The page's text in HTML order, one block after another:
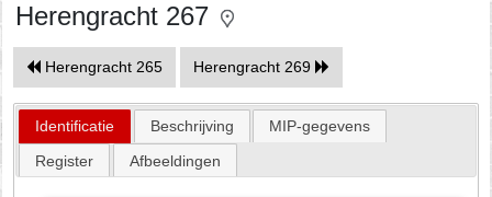
Herengracht 267
Herengracht 265 Herengracht 269
Identificatie Beschrijving
MIP-gegevens
Register
Afbeeldingen